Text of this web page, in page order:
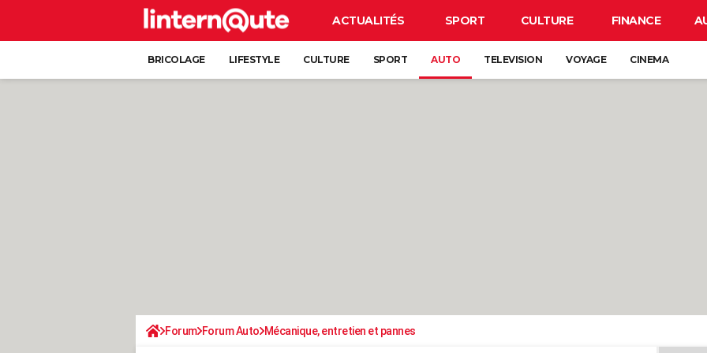
ACTUALITÉS SPORT CULTURE FINANCE
BRICOLAGE LIFESTYLE CULTURE SPORT AUTO TELEVISION VOYAGE CINEMA
Forum Forum Auto Mécanique, entretien et pannes